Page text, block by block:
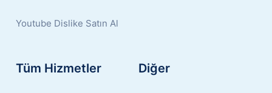
Youtube Dislike Satın Al
Tüm Hizmetler Diğer